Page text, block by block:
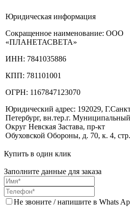
Юридическая информация
Сокращенное наименование: ООО
«ПЛАНЕТАСВЕТА»
ИНН: 7841035886
КПП: 781101001
ОГРН: 1167847123070
Юридический адрес: 192029,
Петербург, вн.тер.г. Муниципальный
Округ Невская Застава, пр-кт
Обуховской Обороны, д. 70, к. 4,
Купить в один клик
Заполните данные для заказа
Не звоните / напишите в Whats